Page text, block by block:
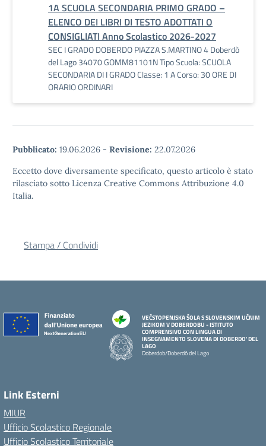
1A SCUOLA SECONDARIA PRIMO GRADO –
ELENCO DEI LIBRI DI TESTO ADOTTATI O
CONSIGLIATI Anno Scolastico 2026-2027
SEC I GRADO DOBERDO PIAZZA S.MARTINO 4 Doberdò
del Lago 34070 GOMM81101N Tipo Scuola: SCUOLA
SECONDARIA DI I GRADO Classe: 1 A Corso: 30 ORE DI
ORARIO ORDINARI
Pubblicato: 19.06.2026 - Revisione: 22.07.2026
Eccetto dove diversamente specificato, questo articolo è stato
rilasciato sotto Licenza Creative Commons Attribuzione 4.0
Italia.
Stampa / Condividi
VEČSTOPENJSKA ŠOLA S SLOVENSKIM UČNIM
JEZIKOM V DOBERDOBU - ISTITUTO
COMPRENSIVO CON LINGUA DI
INSEGNAMENTO SLOVENA DI DOBERDO' DEL
LAGO
Doberdob/Doberdò del Lago
Link Esterni
MIUR
Ufficio Scolastico Regionale
Ufficio Scolastico Territoriale